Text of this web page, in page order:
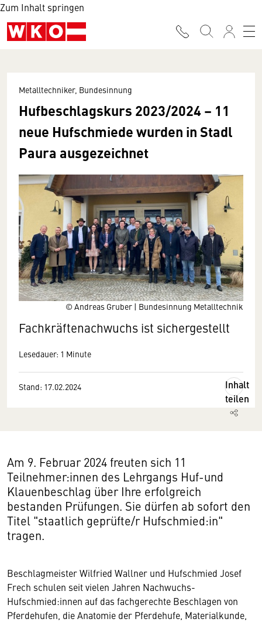
Zum Inhalt springen
© Andreas Gruber | Bundesinnung Metalltechnik
Metalltechniker, Bundesinnung
Hufbeschlagskurs 2023/2024 – 11
neue Hufschmiede wurden in Stadl
Paura ausgezeichnet
Fachkräftenachwuchs ist sichergestellt
Lesedauer: 1 Minute
Stand: 17.02.2024
Inhalt
teilen
Am 9. Februar 2024 freuten sich 11
Teilnehmer:innen des Lehrgangs Huf-und
Klauenbeschlag über Ihre erfolgreich
bestanden Prüfungen. Sie dürfen ab sofort den
Titel "staatlich geprüfte/r Hufschmied:in"
tragen.
Beschlagmeister Wilfried Wallner und Hufschmied Josef
Frech schulen seit vielen Jahren Nachwuchs-
Hufschmied:innen auf das fachgerechte Beschlagen von
Pferdehufen, die Anatomie der Pferdehufe, Materialkunde,